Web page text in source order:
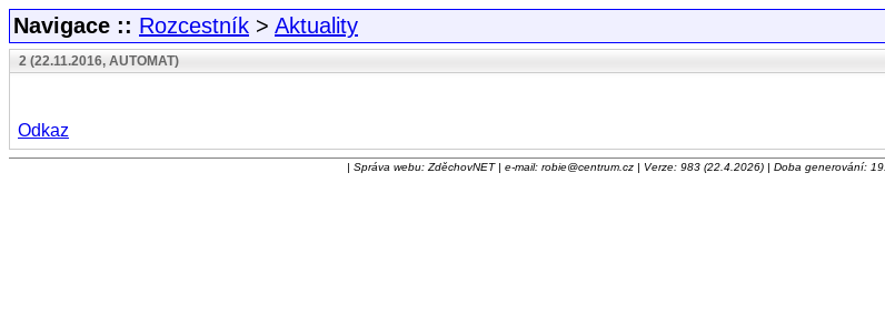
Navigace :: Rozcestník > Aktuality
2 (22.11.2016, AUTOMAT)
Odkaz
| Správa webu: ZděchovNET | e-mail: robie@centrum.cz | Verze: 983 (22.4.2026) | Doba generování: